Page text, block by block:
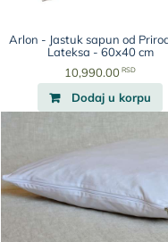
Arlon - Jastuk sapun od
Lateksa - 60x40 cm
10,990.00 RSD
Dodaj u korpu